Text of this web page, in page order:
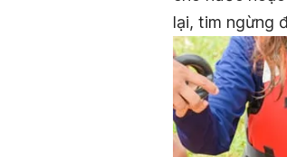
lại, tim ngừng